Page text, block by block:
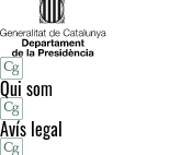
Qui som
Avís legal